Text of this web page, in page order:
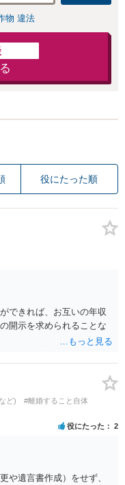
物 違法
役にたった順
できれば、お互いの年収
開示を求められることな
ど)
#離婚すること自体
役にたった 2
や遺言書作成）をせず、